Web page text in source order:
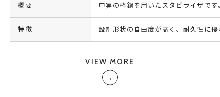
概要 中実の棒鋼を用いたスタビライザです
特徴 設計形状の自由度が高く、耐久性に
VIEW MORE